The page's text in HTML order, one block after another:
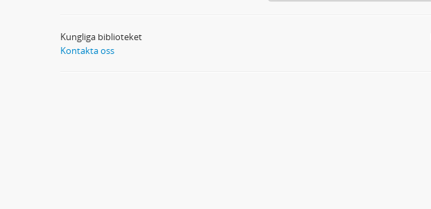
Kungliga biblioteket
Kontakta oss